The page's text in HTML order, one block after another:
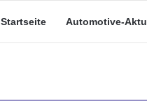
Startseite Automotive-